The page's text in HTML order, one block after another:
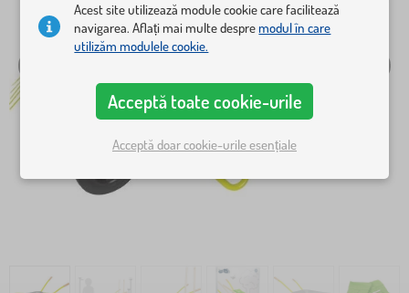
Acest site utilizează module cookie care facilitează
navigarea. Aflați mai multe despremodul în care
utilizăm modulele cookie.
Acceptă toate cookie-urile
Acceptă doar cookie-urile esențiale